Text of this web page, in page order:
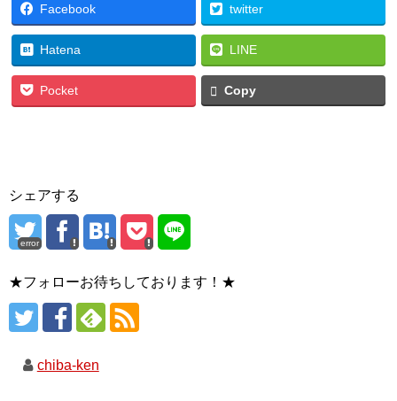
Facebook twitter
Hatena LINE
Pocket Copy
シェアする
error
★フォローお待ちしております！★
chiba-ken